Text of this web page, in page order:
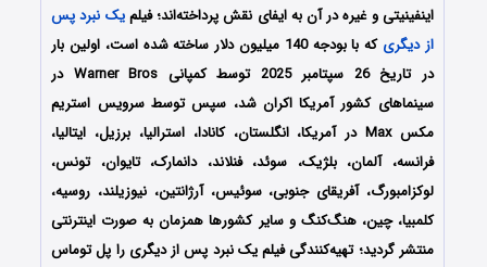
اینفینیتی و غیره در آن به ایفای نقش پرداخته‌اند؛ فیلمیک نبرد پس
از دیگری
که با بودجه 140 میلیون دلار ساخته شده است، اولین بار
در تاریخ 26 سپتامبر 2025 توسط کمپانی Warner Bros در
سینماهای کشور آمریکا اکران شد، سپس توسط سرویس استریم
مکس Max در آمریکا، انگلستان، کانادا، استرالیا، برزیل، ایتالیا،
فرانسه، آلمان، بلژیک، سوئد، فنلاند، دانمارک، تایوان، تونس،
لوکزامبورگ، آفریقای جنوبی، سوئیس، آرژانتین، نیوزیلند، روسیه،
کلمبیا، چین، هنگ‌کنگ و سایر کشورها همزمان به صورت اینترنتی
منتشر گردید؛ تهیه‌کنندگی فیلم یک نبرد پس از دیگری را پل توماس